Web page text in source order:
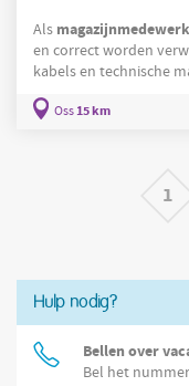
Als
en correct worden
kabels en technische
uiteenlopende
zorg je voor een nette,
Oss15 km
1
Hulp nodig?
Bellen over
Bel het